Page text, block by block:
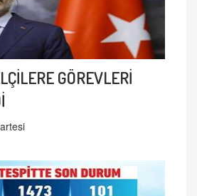
GÖREVLERİ